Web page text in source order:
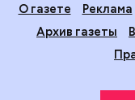
О газете Реклама
Архив газеты